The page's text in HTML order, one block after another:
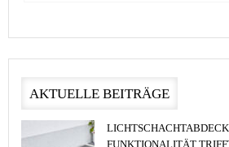
AKTUELLE BEITRÄGE
FUNKTIONALITÄT